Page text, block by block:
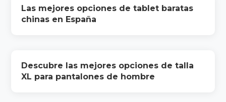
Las mejores opciones de tablet baratas
chinas en España
Descubre las mejores opciones de talla
XL para pantalones de hombre